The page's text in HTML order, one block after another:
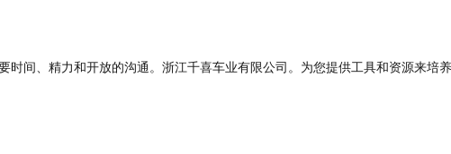
时间、精力和开放的沟通。浙江千喜车业有限公司。为您提供工具和资源来